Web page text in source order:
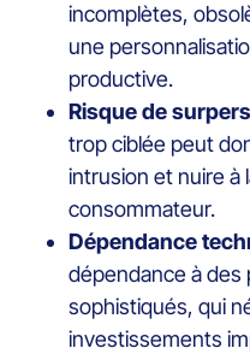
incomplètes,
une
productive.
Risque de
trop ciblée peut
intrusion et nuire à
consommateur.
Dépendance
dépendance à
sophistiqués, qui
investissements